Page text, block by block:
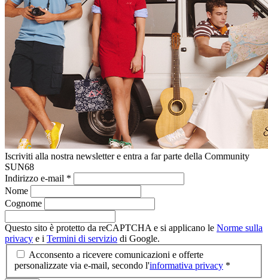
Iscriviti alla nostra newsletter e entra a far parte della Community
SUN68
Indirizzo e-mail *
Nome
Cognome
Questo sito è protetto da reCAPTCHA e si applicano le Norme sulla
privacy e i Termini di servizio di Google.
Acconsento a ricevere comunicazioni e offerte
personalizzate via e-mail, secondo l'informativa privacy *